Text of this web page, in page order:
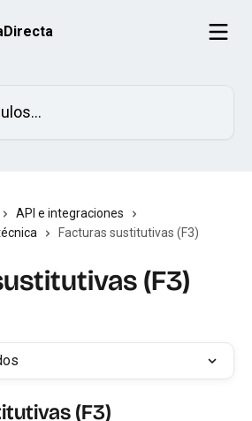
API e integraciones
Facturas sustitutivas (F3)
(F3)
(F3)